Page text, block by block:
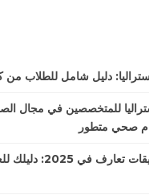
دليل شامل للطلاب من
للمتخصصين في مجال
صحي متطور
أفضل 10 تطبيقات